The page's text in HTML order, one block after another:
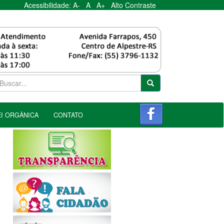
Acessibilidade:A- A A+ Alto Contraste
ORGÂNICA CONTATO